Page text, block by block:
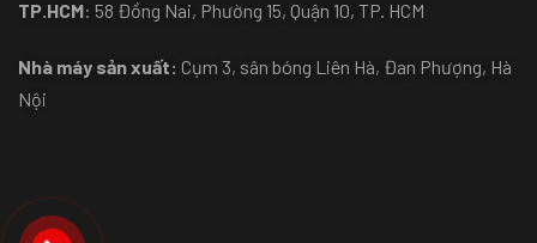
TP.HCM: 58 Đồng Nai, Phường 15, Quận 10, TP. HCM
Nhà máy sản xuất: Cụm 3, sân bóng Liên Hà, Đan Phượng, Hà
Nội